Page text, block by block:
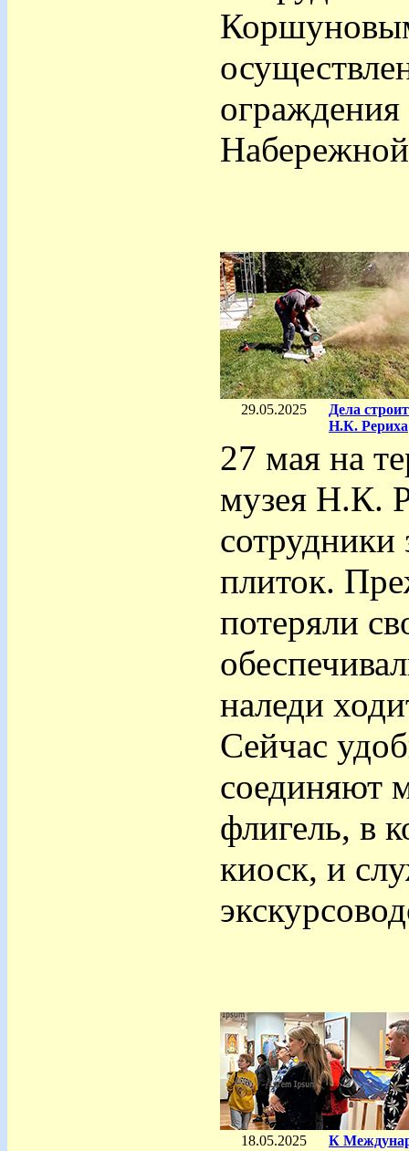
29.05.2025
Дела
Н.К. Рериха
27 мая на
музея Н.К.
плиток.
потеряли
наледи
Сейчас
соединяют
флигель, в
киоск, и
18.05.2025 К